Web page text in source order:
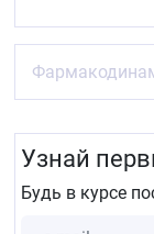
Узнай
Будь в курсе